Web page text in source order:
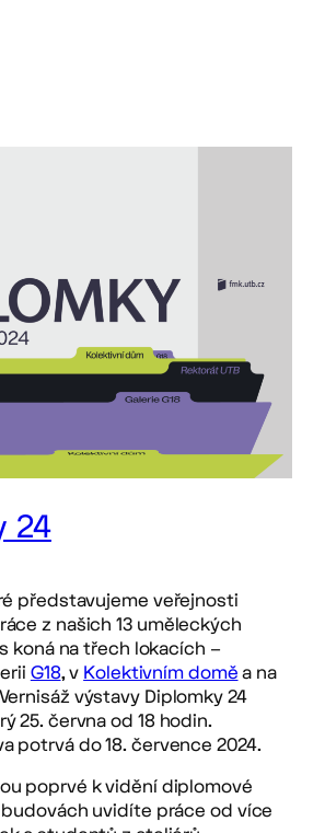
24
představujeme veřejnosti
z našich 13 uměleckých
koná na třech lokacích –
G18, v Kolektivním doměa na
výstavy Diplomky 24
25. června od 18 hodin.
potrvá do 18. července 2024.
poprvé k vidění diplomové
uvidíte práce od více